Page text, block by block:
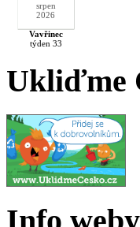
srpen
2026
Vavřinec
týden 33
Ukliďme